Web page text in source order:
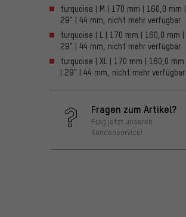
turquoise | M | 170 mm | 160,0 mm |
29" | 44 mm, nicht mehr verfügbar
turquoise | L | 170 mm | 160,0 mm |
29" | 44 mm, nicht mehr verfügbar
turquoise | XL | 170 mm | 160,0 mm
| 29" | 44 mm, nicht mehr verfügbar
Fragen zum Artikel?
Frag jetzt unseren
Kundenservice!